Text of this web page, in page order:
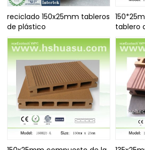
reciclado 150x25mm tableros
de plástico
tablero